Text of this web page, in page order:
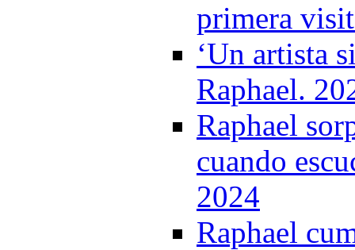
primera
‘Un artista
Raphael.
Raphael
cuando
2024
Raphael